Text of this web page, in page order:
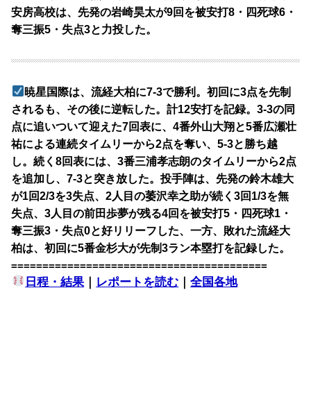
安房高校は、先発の岩崎昊太が9回を被安打8・四死球6・
奪三振5・失点3と力投した。
暁星国際は、流経大柏に7-3で勝利。初回に3点を先制
されるも、その後に逆転した。計12安打を記録。3-3の同
点に追いついて迎えた7回表に、4番外山大翔と5番広瀬壮
祐による連続タイムリーから2点を奪い、5-3と勝ち越
し。続く8回表には、3番三浦孝志朗のタイムリーから2点
を追加し、7-3と突き放した。投手陣は、先発の鈴木雄大
が1回2/3を3失点、2人目の萎沢幸之助が続く3回1/3を無
失点、3人目の前田歩夢が残る4回を被安打5・四死球1・
奪三振3・失点0と好リリーフした、一方、敗れた流経大
柏は、初回に5番金杉大が先制3ラン本塁打を記録した。
=========================================
日程・結果 ｜ レポートを読む ｜全国各地